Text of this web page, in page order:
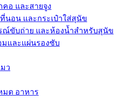
คอ และสายจูง
นอน และกระเป๋าใส่สุนัข
ณ์ขับถ่าย และห้องน้ำสำหรับสุนัข
มและแผ่นรองซับ
ว
มด อาหาร